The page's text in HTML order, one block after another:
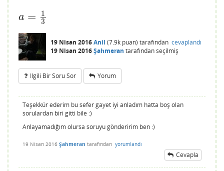
a =
1
3
a=13
19 Nisan 2016Anil (7.9k puan) tarafından cevaplandı
19 Nisan 2016Şahmeran tarafındanseçilmiş
Ilgili Bir Soru Sor Yorum
Teşekkür ederim bu sefer gayet iyi anladım hatta boş olan
sorulardan biri gitti bile :)
Anlayamadığım olursa soruyu gönderirim ben :)
19 Nisan 2016 Şahmeran tarafından yorumlandı
Cevapla